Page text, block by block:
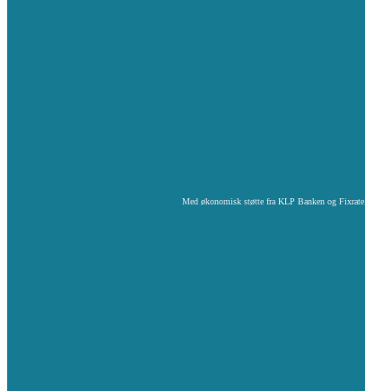
Med økonomisk støtte fra KLP Banken og Fixrate.